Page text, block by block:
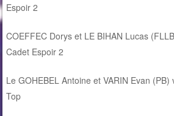
Espoir 2
COEFFEC Dorys et LE BIHAN Lucas
Cadet Espoir 2
Le GOHEBEL Antoine et VARIN Evan
Top